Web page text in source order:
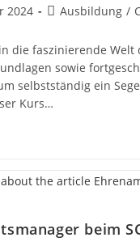
2024
Beitrags-
Ausbildung /
die faszinierende Welt
sowie
selbstständig ein
Kurs…
beim